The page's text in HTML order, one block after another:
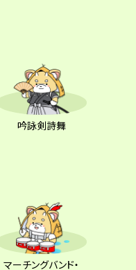
吟詠剣詩舞
マーチングバンド・